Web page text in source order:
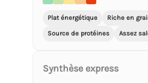
Plat énergétique
Riche en
Source de protéines
Assez
Synthèse express